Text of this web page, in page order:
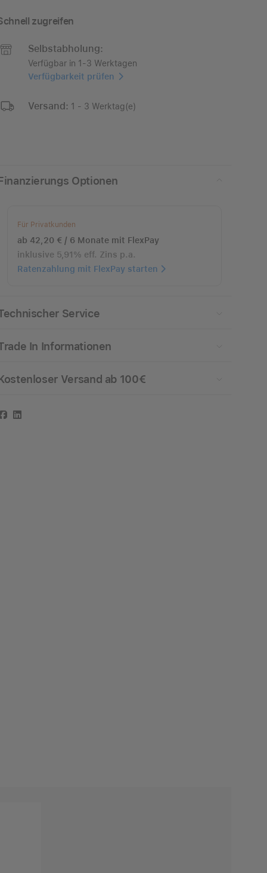
zugreifen
Selbstabholung:
Verfügbar in 1-3 Werktagen
Verfügbarkeit prüfen
Versand: 1 - 3 Werktag(e)
Optionen
Für Privatkunden
ab 42,20 € / 6 Monate mit FlexPay
inklusive 5,91% eff. Zins p.a.
Ratenzahlung mit FlexPay starten
Service
In Informationen
Versand ab 100€
Facebook
LinkedIn